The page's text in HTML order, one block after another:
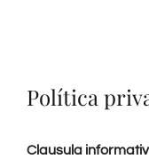
Política
Clausula